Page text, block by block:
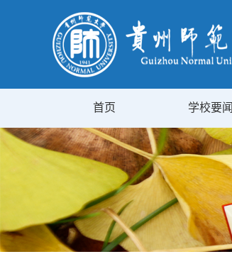
首页 学校要闻